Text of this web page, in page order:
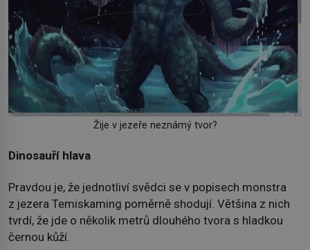
Žije v jezeře neznámý tvor?
Dinosauří hlava
Pravdou je, že jednotliví svědci se v popisech monstra
z jezera Temiskaming poměrně shodují. Většina z nich
tvrdí, že jde o několik metrů dlouhého tvora s hladkou
černou kůží.